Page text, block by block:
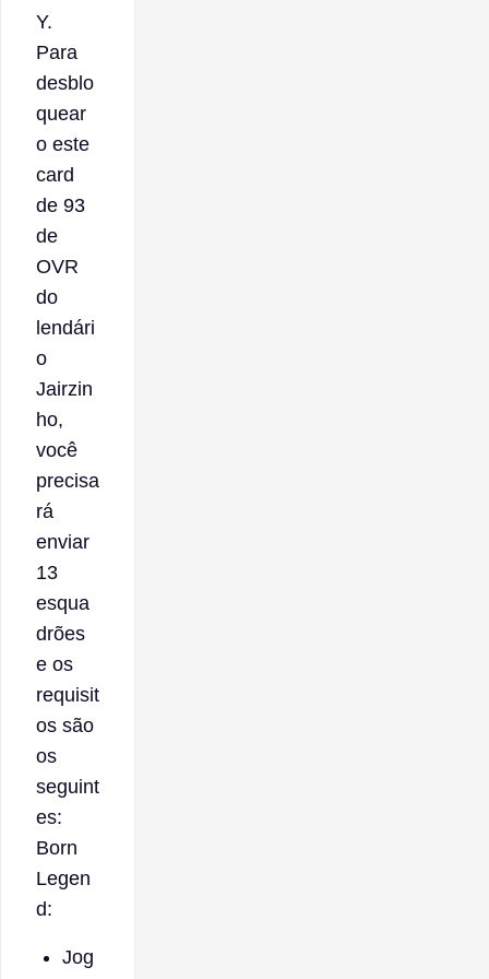
Y.
Para
desblo
quear
o este
card
de 93
de
OVR
do
lendári
o
Jairzin
ho,
você
precisa
rá
enviar
13
esqua
drões
e os
requisit
os são
os
seguint
es:
Born
Legen
d:
Jog